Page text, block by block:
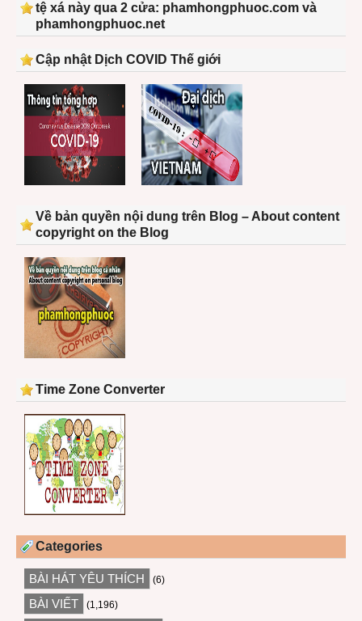
tệ xá này qua 2 cửa: phamhongphuoc.com và
phamhongphuoc.net
Cập nhật Dịch COVID Thế giới
Về bản quyền nội dung trên Blog – About content
copyright on the Blog
Time Zone Converter
Categories
BÀI HÁT YÊU THÍCH (6)
BÀI VIẾT (1,196)